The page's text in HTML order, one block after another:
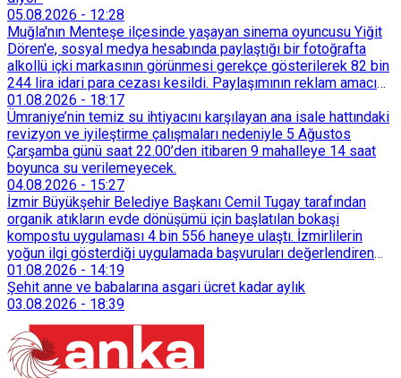
05.08.2026 - 12:28
Muğla'nın Menteşe ilçesinde yaşayan sinema oyuncusu Yiğit
Dören'e, sosyal medya hesabında paylaştığı bir fotoğrafta
alkollü içki markasının görünmesi gerekçe gösterilerek 82 bin
244 lira idari para cezası kesildi. Paylaşımının reklam amacı
taşımadığını savunan Dören, cezanın iptali için yargıya
başvurdu.
01.08.2026 - 18:17
Ümraniye’nin temiz su ihtiyacını karşılayan ana isale hattındaki
revizyon ve iyileştirme çalışmaları nedeniyle 5 Ağustos
Çarşamba günü saat 22.00’den itibaren 9 mahalleye 14 saat
boyunca su verilemeyecek.
04.08.2026 - 15:27
İzmir Büyükşehir Belediye Başkanı Cemil Tugay tarafından
organik atıkların evde dönüşümü için başlatılan bokaşi
kompostu uygulaması 4 bin 556 haneye ulaştı. İzmirlilerin
yoğun ilgi gösterdiği uygulamada başvuruları değerlendiren
Tarımsal Hizmetler Dairesi Başkanlığı, farklı ilçelerde toplam
128 bokaşi kompost eğitimi düzenleyerek İzmirlileri
sürdürülebilir atık yönetimi sistemine dahil etti.
01.08.2026 - 14:19
Şehit anne ve babalarına asgari ücret kadar aylık
03.08.2026 - 18:39